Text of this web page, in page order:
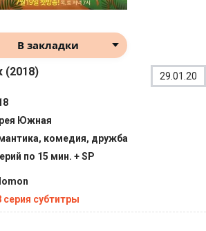
В закладки
(2018) 29.01.20
Южная
комедия, дружба
по 15 мин. + SP
серия субтитры